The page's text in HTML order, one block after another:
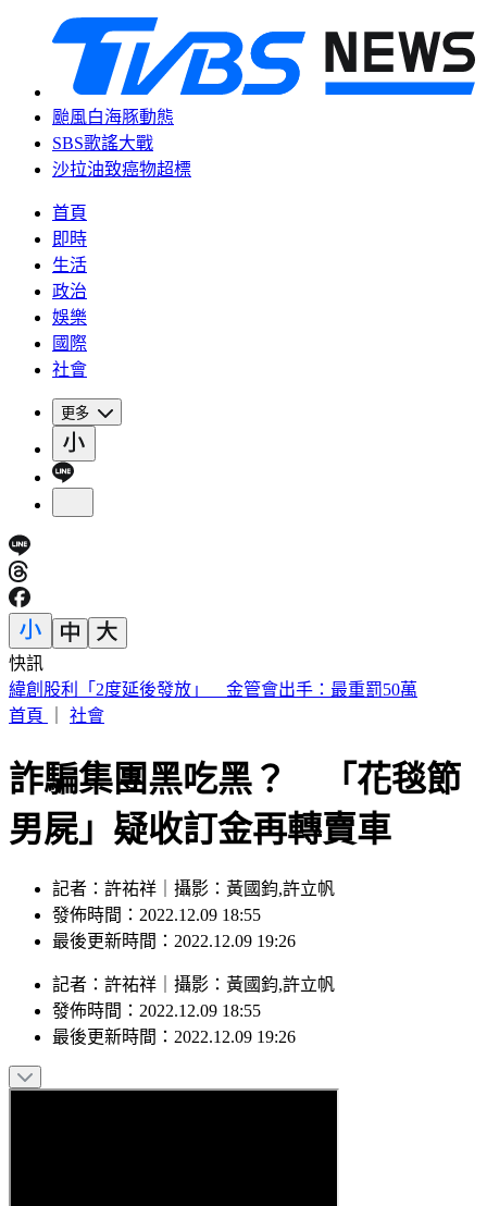
颱風白海豚動態
SBS歌謠大戰
沙拉油致癌物超標
首頁
即時
生活
政治
娛樂
國際
社會
更多
快訊
砍Gmail神功能 2027年起停止支援第三方帳號收寄信
首頁
社會
詐騙集團黑吃黑？ 「花毯節
男屍」疑收訂金再轉賣車
記者：許祐祥｜攝影：黃國鈞,許立帆
發佈時間：2022.12.09 18:55
最後更新時間：2022.12.09 19:26
記者 ： 許祐祥 攝影 ： 黃國鈞,許立帆
發佈時間： 2022.12.09 18:55
最後更新時間： 2022.12.09 19:26